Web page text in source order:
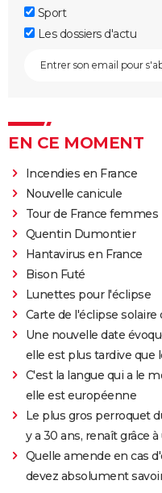
Sport
Les dossiers d'actu
EN CE MOMENT
Incendies en France
Nouvelle canicule
Tour de France femmes
Quentin Dumontier
Hantavirus en France
Bison Futé
Lunettes pour l'éclipse
Carte de l'éclipse solaire
Une nouvelle date
elle est plus tardive que
C'est la langue qui a le
elle est européenne
Le plus gros perroquet
y a 30 ans, renaît grâce
Quelle amende en cas
devez absolument